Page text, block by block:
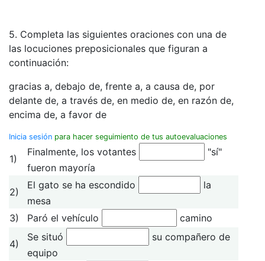
5. Completa las siguientes oraciones con una de
las locuciones preposicionales que figuran a
continuación:
gracias a, debajo de, frente a, a causa de, por
delante de, a través de, en medio de, en razón de,
encima de, a favor de
Inicia sesión para hacer seguimiento de tus autoevaluaciones
1)
Finalmente, los votantes
"sí"
fueron mayoría
2)
El gato se ha escondido
la
mesa
3)
Paró el vehículo camino
4)
Se situó
su compañero de
equipo